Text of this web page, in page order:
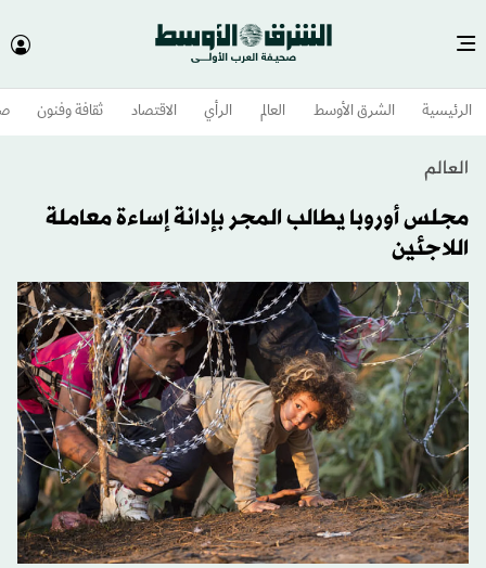
الرئيسية الشرق الأوسط​ العالم الرأي الاقتصاد ثقافة وفنون
العالم
مجلس أوروبا يطالب المجر بإدانة إساءة معاملة
اللاجئين